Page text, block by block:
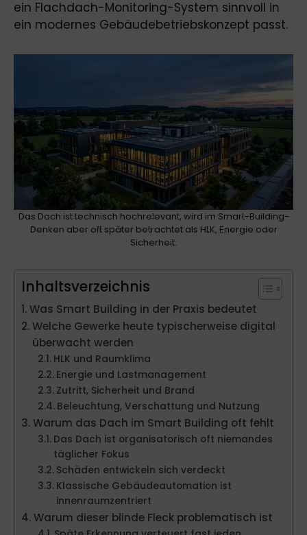
ein Flachdach-Monitoring-System sinnvoll in
ein modernes Gebäudebetriebskonzept passt.
Das Dach ist technisch hochrelevant, wird im Smart-Building-
Denken aber oft später betrachtet als HLK, Energie oder
Sicherheit.
Inhaltsverzeichnis
Was Smart Building in der Praxis bedeutet
Welche Gewerke heute typischerweise digital
überwacht werden
HLK und Raumklima
Energie und Lastmanagement
Zutritt, Sicherheit und Brand
Beleuchtung, Verschattung und Nutzung
Warum das Dach im Smart Building oft fehlt
Das Dach ist organisatorisch oft niemandes
täglicher Fokus
Schäden entwickeln sich verdeckt
Klassische Gebäudeautomation ist
innenraumzentriert
Warum dieser blinde Fleck problematisch ist